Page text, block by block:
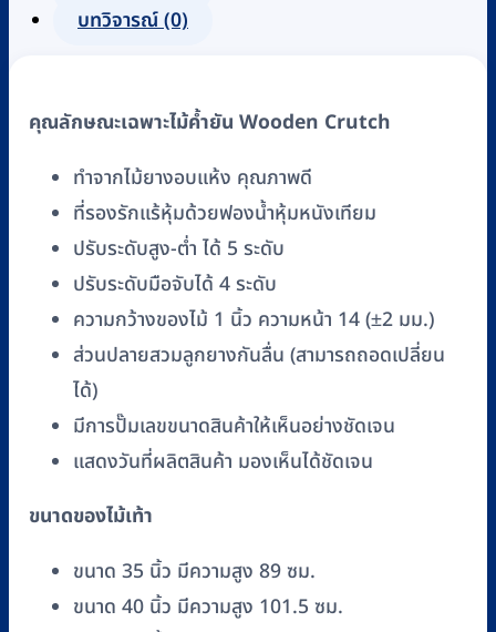
(ราคา/
35-
นิ้ว
ชิ้น
บทวิจารณ์ (0)
คุณลักษณะเฉพาะไม้ค้ำยัน Wooden Crutch
ทำจากไม้ยางอบแห้ง คุณภาพดี
ที่รองรักแร้หุ้มด้วยฟองน้ำหุ้มหนังเทียม
ปรับระดับสูง-ต่ำ ได้ 5 ระดับ
ปรับระดับมือจับได้ 4 ระดับ
ความกว้างของไม้ 1 นิ้ว ความหน้า 14 (±2 มม.)
ส่วนปลายสวมลูกยางกันลื่น (สามารถถอดเปลี่ยน
ได้)
มีการปั๊มเลขขนาดสินค้าให้เห็นอย่างชัดเจน
แสดงวันที่ผลิตสินค้า มองเห็นได้ชัดเจน
ขนาดของไม้เท้า
ขนาด 35 นิ้ว มีความสูง 89 ซม.
ขนาด 40 นิ้ว มีความสูง 101.5 ซม.